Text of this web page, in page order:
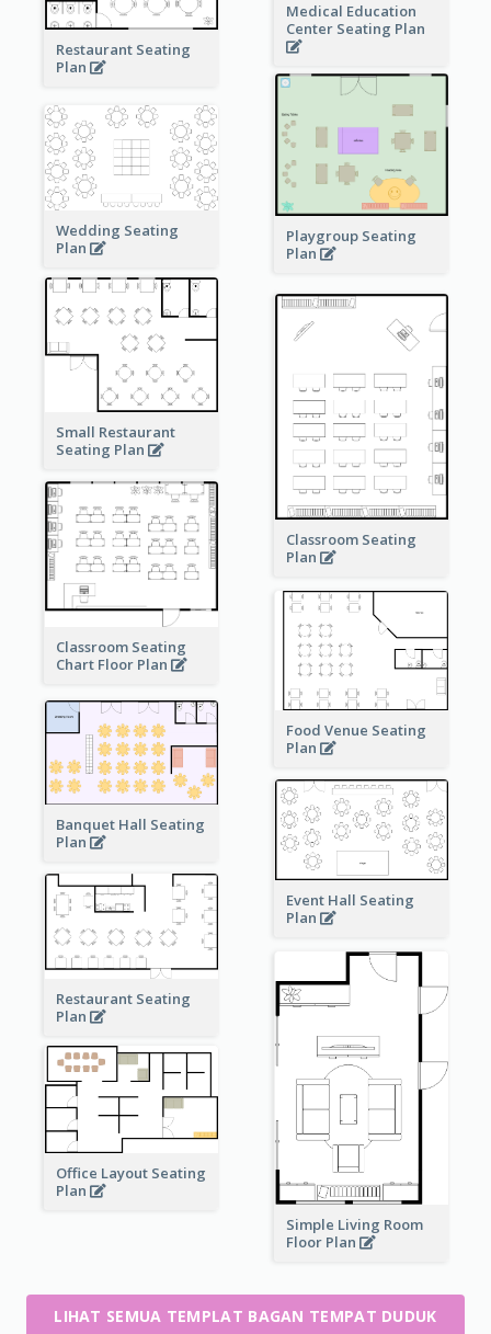
Restaurant Seating
Plan
Medical Education
Center Seating Plan
Playgroup Seating
Plan
Wedding Seating
Plan
Small Restaurant
Seating Plan
Classroom Seating
Plan
Classroom Seating
Chart Floor Plan
Food Venue Seating
Plan
Banquet Hall Seating
Plan
Event Hall Seating
Plan
Restaurant Seating
Plan
Simple Living Room
Floor Plan
Office Layout Seating
Plan
LIHAT SEMUA TEMPLAT BAGAN TEMPAT DUDUK